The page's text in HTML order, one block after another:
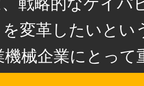
変革したいとい
械企業にとって